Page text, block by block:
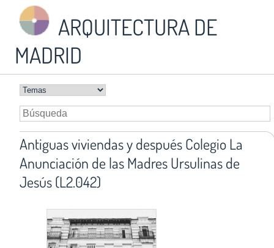
ARQUITECTURA DE
MADRID
Antiguas viviendas y después Colegio La
Anunciación de las Madres Ursulinas de
Jesús (L2.042)